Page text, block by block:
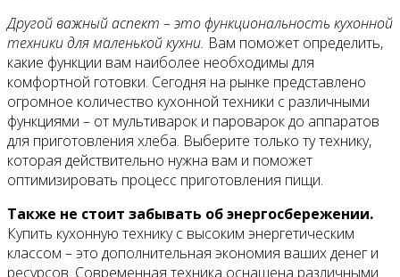
Другой важный аспект – это функциональность кухонной
техники для маленькой кухни. Вам поможет определить,
какие функции вам наиболее необходимы для
комфортной готовки. Сегодня на рынке представлено
огромное количество кухонной техники с различными
функциями – от мультиварок и пароварок до аппаратов
для приготовления хлеба. Выберите только ту технику,
которая действительно нужна вам и поможет
оптимизировать процесс приготовления пищи.
Также не стоит забывать об энергосбережении.
Купить кухонную технику с высоким энергетическим
классом – это дополнительная экономия ваших денег и
ресурсов. Современная техника оснащена различными